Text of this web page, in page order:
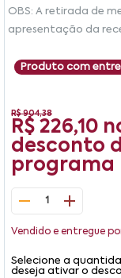
OBS: A retirada de
apresentação da
Produto com
R$ 904,38
R$ 226,10
desconto
programa
1
Vendido e entregue
Selecione a
deseja ativar o